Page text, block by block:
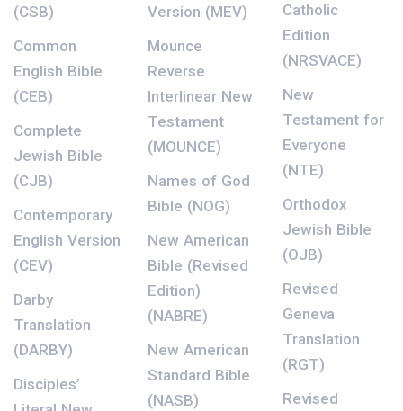
(CSB)
Common
English Bible
(CEB)
Complete
Jewish Bible
(CJB)
Contemporary
English Version
(CEV)
Darby
Translation
(DARBY)
Disciples’
Version (MEV)
Mounce
Reverse
Interlinear New
Testament
(MOUNCE)
Names of God
Bible (NOG)
New American
Bible (Revised
Edition)
(NABRE)
New American
Standard Bible
(NASB)
Catholic
Edition
(NRSVACE)
New
Testament for
Everyone
(NTE)
Orthodox
Jewish Bible
(OJB)
Revised
Geneva
Translation
(RGT)
Revised